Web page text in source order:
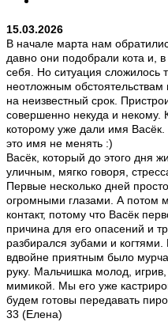
15.03.2026
В начале марта нам
давно они подобрали кота и,
себя. Но ситуация сложилось
неотложным
на неизвестный срок.
совершенно некуда и некому.
которому уже дали имя
это имя не менять :)
Васёк, который до этого дня
уличным, мягко говоря,
Первые несколько дней
огромными глазами. А потом
контакт, потому что Васёк
причина для его опасений и
разбирался зубами и
вдвойне приятным было
руку. Мальчишка молод,
мимикой. Мы его уже
будем готовы передавать
33 (Елена)